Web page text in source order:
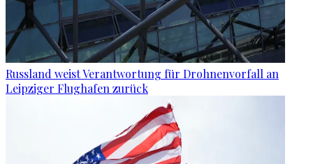
Russland weist Verantwortung für Drohnenvorfall an
Leipziger Flughafen zurück